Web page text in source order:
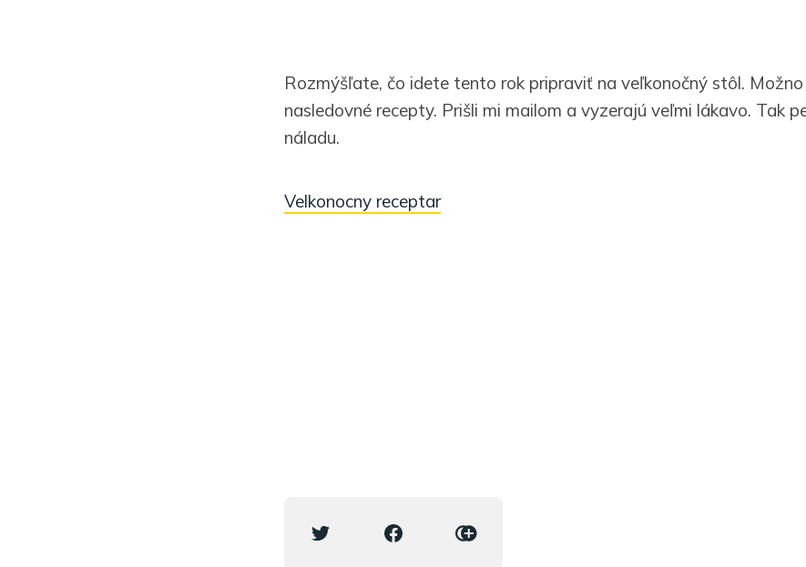
Rozmýšľate, čo idete tento rok pripraviť na veľkonočný stôl.
nasledovné recepty. Prišli mi mailom a vyzerajú veľmi lákavo. Tak
náladu.
Velkonocny receptar